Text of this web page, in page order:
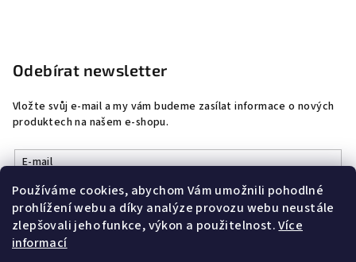
Používáme cookies, abychom Vám umožnili pohodlné
prohlížení webu a díky analýze provozu webu neustále
zlepšovali jeho funkce, výkon a použitelnost.Více
informací
Odebírat newsletter
Vložte svůj e-mail a my vám budeme zasílat informace o nových
produktech na našem e-shopu.
E-mail
Vložením e-mailu souhlasíte spodmínkami ochrany osobních
údajů